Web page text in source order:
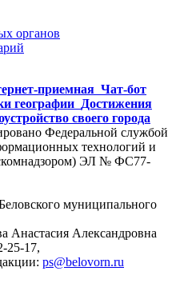
органов
приемная Чат-бот
географии Достижения
своего города
Федеральной службой
технологий и
ЭЛ № ФС77-
муниципального
Анастасия Александровна
25-17,
ps@belovorn.ru